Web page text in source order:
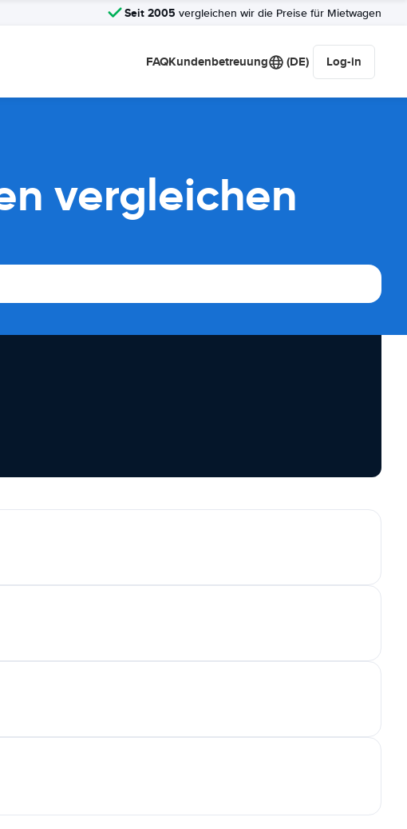
Seit 2005 vergleichen wir die Preise für Mietwagen
FAQKundenbetreuung (DE) Log-in
vergleichen